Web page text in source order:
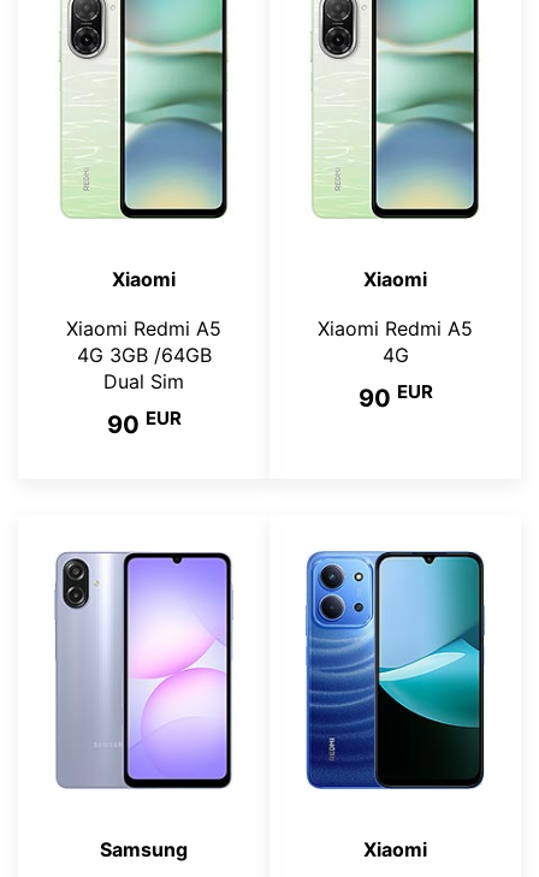
Xiaomi
Xiaomi Redmi A5
4G 3GB /64GB
Dual Sim
90 EUR
Xiaomi
Xiaomi Redmi A5
4G
90 EUR
Samsung Xiaomi